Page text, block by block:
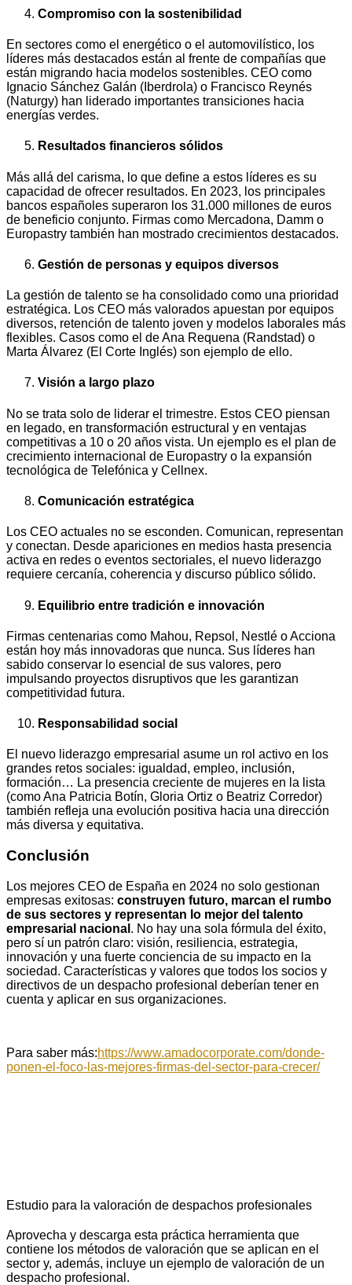
Compromiso con la sostenibilidad
En sectores como el energético o el automovilístico, los
líderes más destacados están al frente de compañías que
están migrando hacia modelos sostenibles. CEO como
Ignacio Sánchez Galán (Iberdrola) o Francisco Reynés
(Naturgy) han liderado importantes transiciones hacia
energías verdes.
Resultados financieros sólidos
Más allá del carisma, lo que define a estos líderes es su
capacidad de ofrecer resultados. En 2023, los principales
bancos españoles superaron los 31.000 millones de euros
de beneficio conjunto. Firmas como Mercadona, Damm o
Europastry también han mostrado crecimientos destacados.
Gestión de personas y equipos diversos
La gestión de talento se ha consolidado como una prioridad
estratégica. Los CEO más valorados apuestan por equipos
diversos, retención de talento joven y modelos laborales más
flexibles. Casos como el de Ana Requena (Randstad) o
Marta Álvarez (El Corte Inglés) son ejemplo de ello.
Visión a largo plazo
No se trata solo de liderar el trimestre. Estos CEO piensan
en legado, en transformación estructural y en ventajas
competitivas a 10 o 20 años vista. Un ejemplo es el plan de
crecimiento internacional de Europastry o la expansión
tecnológica de Telefónica y Cellnex.
Comunicación estratégica
Los CEO actuales no se esconden. Comunican, representan
y conectan. Desde apariciones en medios hasta presencia
activa en redes o eventos sectoriales, el nuevo liderazgo
requiere cercanía, coherencia y discurso público sólido.
Equilibrio entre tradición e innovación
Firmas centenarias como Mahou, Repsol, Nestlé o Acciona
están hoy más innovadoras que nunca. Sus líderes han
sabido conservar lo esencial de sus valores, pero
impulsando proyectos disruptivos que les garantizan
competitividad futura.
Responsabilidad social
El nuevo liderazgo empresarial asume un rol activo en los
grandes retos sociales: igualdad, empleo, inclusión,
formación… La presencia creciente de mujeres en la lista
(como Ana Patricia Botín, Gloria Ortiz o Beatriz Corredor)
también refleja una evolución positiva hacia una dirección
más diversa y equitativa.
Conclusión
Los mejores CEO de España en 2024 no solo gestionan
empresas exitosas: construyen futuro, marcan el rumbo
de sus sectores y representan lo mejor del talento
empresarial nacional . No hay una sola fórmula del éxito,
pero sí un patrón claro: visión, resiliencia, estrategia,
innovación y una fuerte conciencia de su impacto en la
sociedad. Características y valores que todos los socios y
directivos de un despacho profesional deberían tener en
cuenta y aplicar en sus organizaciones.
Para saber más:https://www.amadocorporate.com/donde-
ponen-el-foco-las-mejores-firmas-del-sector-para-crecer/
Estudio para la valoración de despachos profesionales
Aprovecha y descarga esta práctica herramienta que
contiene los métodos de valoración que se aplican en el
sector y, además, incluye un ejemplo de valoración de un
despacho profesional.